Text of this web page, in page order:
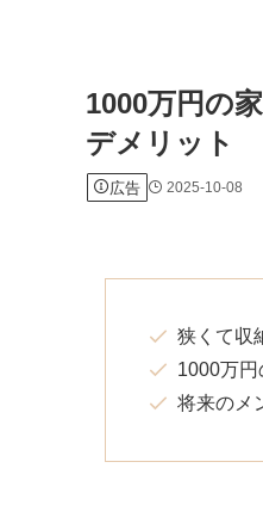
1000万円の
デメリット
広告 2025-10-08
狭くて収
1000万円
将来のメ